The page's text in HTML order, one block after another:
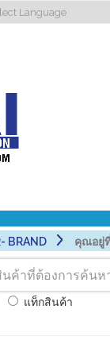
BRAND คุณอยู่
แท็กสินค้า